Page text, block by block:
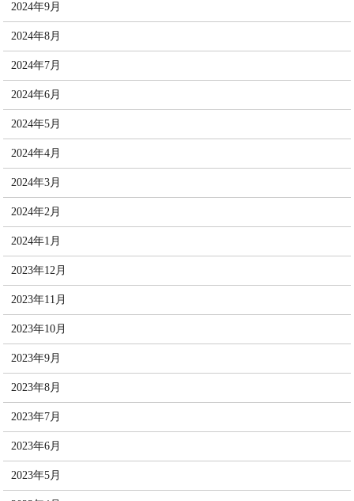
2024年9月
2024年8月
2024年7月
2024年6月
2024年5月
2024年4月
2024年3月
2024年2月
2024年1月
2023年12月
2023年11月
2023年10月
2023年9月
2023年8月
2023年7月
2023年6月
2023年5月